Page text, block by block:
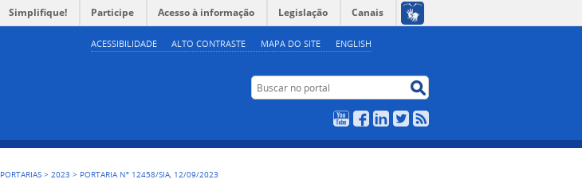
ACESSIBILIDADE ALTO CONTRASTE MAPA DO SITE ENGLISH
Simplifique! Participe Acesso à informação Legislação Canais
Buscar no portal
YouTubeFacebookLinkedIn
Twitter
PORTARIAS >2023 > PORTARIA Nº 12458/SIA, 12/09/2023